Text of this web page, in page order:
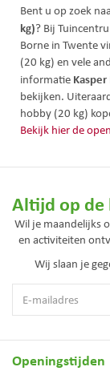
Bent u op zoek
kg)? Bij
Borne in Twente
(20 kg) en vele
informatie
bekijken.
hobby (20 kg)
Bekijk hier de
Altijd op de
Wil je maandelijks
en activiteiten
Wij slaan je
Openingstijden